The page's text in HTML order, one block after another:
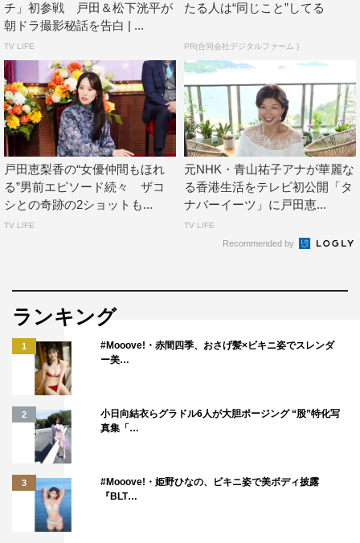
チ」初参戦 戸田＆松下洸平が
朝ドラ撮影秘話を告白 | ...
TV LIFE
たる人は“同じこと”してる
PR(合同会社デジタルファーム )
戸田恵梨香の“女優仲間もほれ
る”男前エピソード続々 ザコ
シとの奇跡の2ショットも...
TV LIFE
元NHK・青山祐子アナが華麗な
る香港生活をテレビ初公開「タ
ナバーイーツ」に戸田恵...
TV LIFE
Recommended by
ランキング
1
#Mooove!・赤間四季、おさげ髪×ビキニ姿でスレンダ
ー美…
2
小日向結衣らグラドル6人が大胆ポージング “股”特化写
真集「…
3
#Mooove!・姫野ひなの、ビキニ姿で美ボディ披露
『BLT…